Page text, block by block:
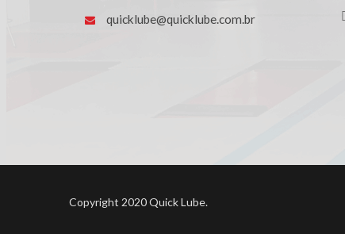
quicklube@quicklube.com.br
Copyright 2020 Quick Lube.